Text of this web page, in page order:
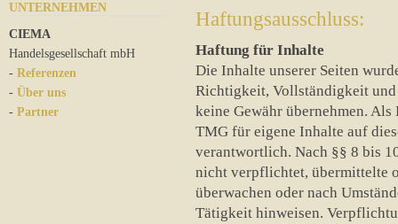
UNTERNEHMEN
CIEMA
Handelsgesellschaft mbH
- Referenzen
- Über uns
- Partner
Haftungsausschluss:
Haftung für Inhalte
Die Inhalte unserer Seiten
Richtigkeit, Vollständigkeit
keine Gewähr übernehmen.
TMG für eigene Inhalte auf
verantwortlich. Nach §§ 8 bis
nicht verpflichtet, übermittelte
überwachen oder nach
Tätigkeit hinweisen.